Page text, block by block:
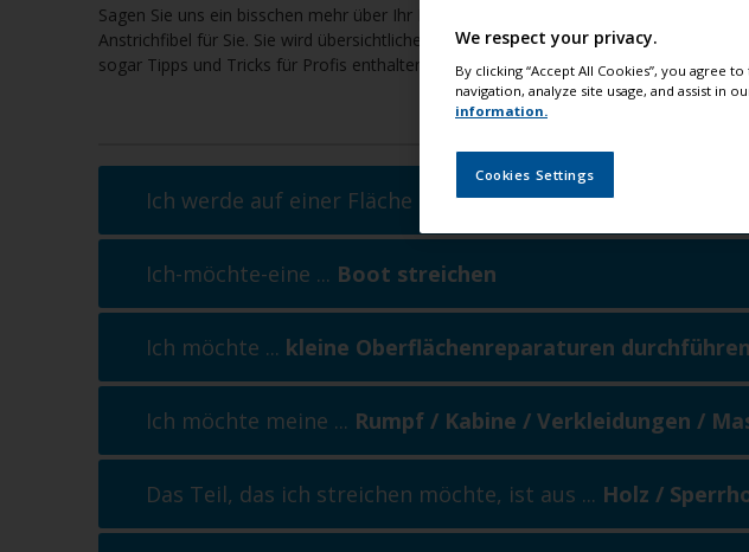
Sagen Sie uns ein bisschen mehr über Ihr Boot und Ihre Aufgabe und wir erstellen
Anstrichfibel für Sie. Sie wird übersichtliche Schritt-für-Schritt-Anweisungen,
sogar Tipps und Tricks für Profis enthalten. Also alles, was Sie brauchen, für ein
Ich werde auf einer Fläche im Überwasserbereich arbeiten
Ich-möchte-eine ... Boot streichen
Ich möchte ... kleine Oberflächenreparaturen durchführen
Ich möchte meine ... Rumpf / Kabine / Verkleidungen /
Das Teil, das ich streichen möchte, ist aus ... Holz /
We respect your privacy.
By clicking “Accept All Cookies”, you agree
navigation, analyze site usage, and assist in
information.
Cookies Settings